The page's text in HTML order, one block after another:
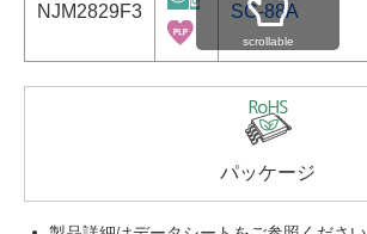
NJM2829F3 SC-88A
scrollable
パッケージ